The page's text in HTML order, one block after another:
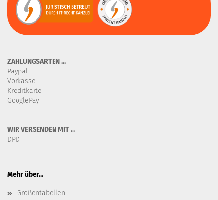
ZAHLUNGSARTEN ...
Paypal
Vorkasse
Kreditkarte
GooglePay
WIR VERSENDEN MIT ...
DPD
Mehr über...
Größentabellen